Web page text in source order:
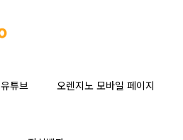
유튜브 오렌지노 모바일 페이지